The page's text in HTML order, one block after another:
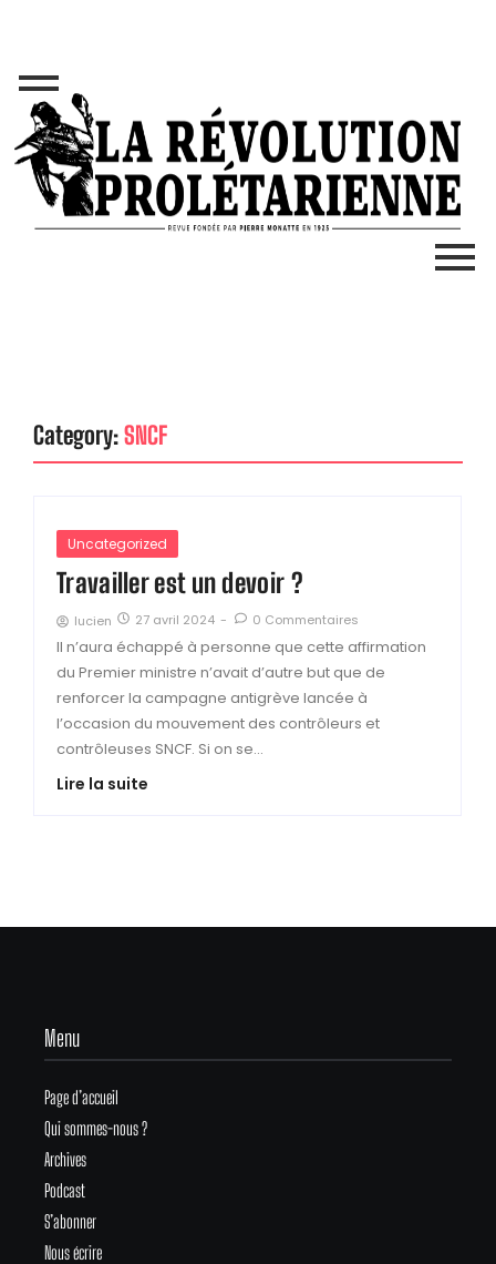
Category:SNCF
Uncategorized
Travailler est un devoir ?
lucien 27 avril 2024 - 0 Commentaires
Il n’aura échappé à personne que cette affirmation
du Premier ministre n’avait d’autre but que de
renforcer la campagne antigrève lancée à
l’occasion du mouvement des contrôleurs et
contrôleuses SNCF. Si on se...
Lire la suite
Menu
Page d’accueil
Qui sommes-nous ?
Archives
Podcast
S’abonner
Nous écrire